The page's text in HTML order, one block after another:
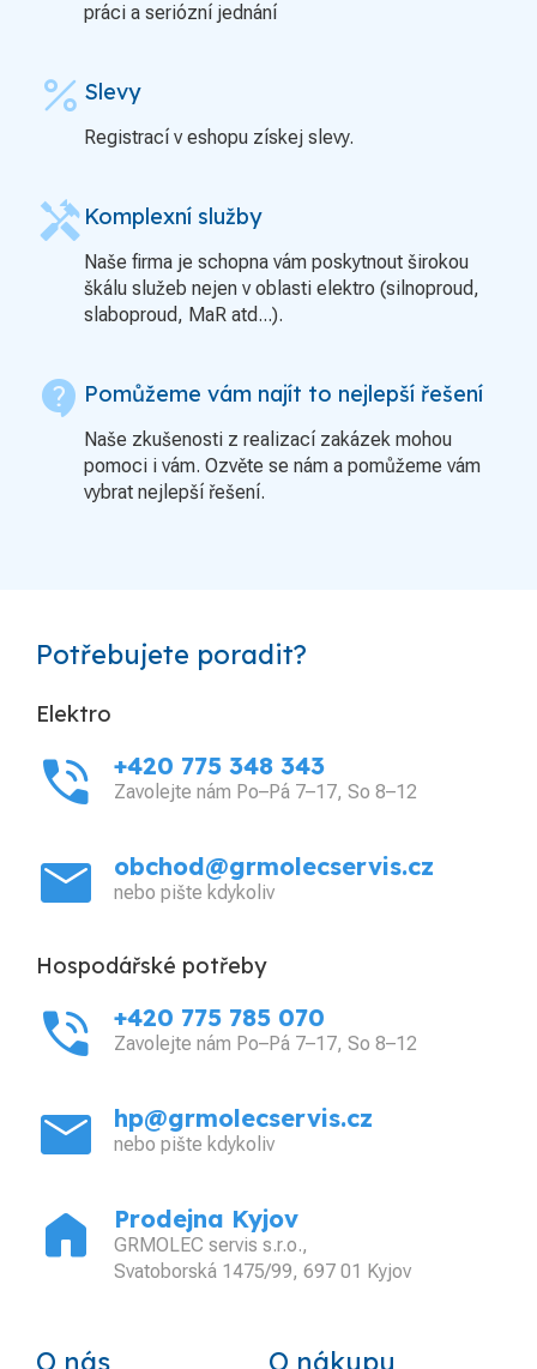
práci a seriózní jednání
percent Slevy
Registrací v eshopu získej slevy.
handyman Komplexní služby
Naše firma je schopna vám poskytnout širokou
škálu služeb nejen v oblasti elektro (silnoproud,
slaboproud, MaR atd...).
contact_support Pomůžeme vám najít to nejlepší řešení
Naše zkušenosti z realizací zakázek mohou
pomoci i vám. Ozvěte se nám a pomůžeme vám
vybrat nejlepší řešení.
Potřebujete poradit?
Elektro
phone_in_talk +420 775 348 343
Zavolejte nám Po–Pá 7–17, So 8–12
mail obchod@grmolecservis.cz
nebo pište kdykoliv
Hospodářské potřeby
phone_in_talk +420 775 785 070
Zavolejte nám Po–Pá 7–17, So 8–12
mail hp@grmolecservis.cz
nebo pište kdykoliv
home Prodejna Kyjov
GRMOLEC servis s.r.o.,
Svatoborská 1475/99, 697 01 Kyjov